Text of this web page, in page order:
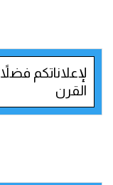
لإعلاناتكم
القرن